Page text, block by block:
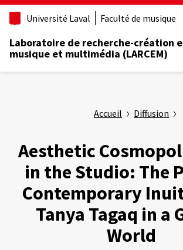
Aller
principal
Université Laval Faculté de musique
Laboratoire de recherche-création
musique et multimédia (LARCEM)
Accueil Diffusion
Aesthetic
in the Studio: The
Contemporary
Tanya Tagaq in a
World